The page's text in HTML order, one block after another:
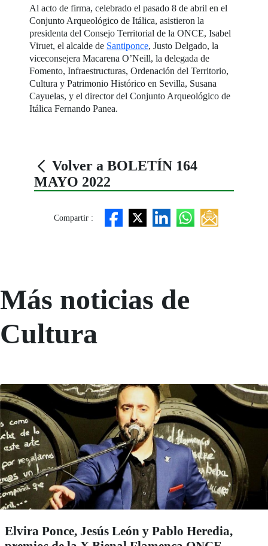
Al acto de firma, celebrado el pasado 8 de abril en el
Conjunto Arqueológico de Itálica, asistieron la
presidenta del Consejo Territorial de la ONCE, Isabel
Viruet, el alcalde de Santiponce, Justo Delgado, la
viceconsejera Macarena O’Neill, la delegada de
Fomento, Infraestructuras, Ordenación del Territorio,
Cultura y Patrimonio Histórico en Sevilla, Susana
Cayuelas, y el director del Conjunto Arqueológico de
Itálica Fernando Panea.
Volver a BOLETÍN 164
MAYO 2022
Compartir :
Más noticias de
Cultura
Elvira Ponce, Jesús León y Pablo Heredia,